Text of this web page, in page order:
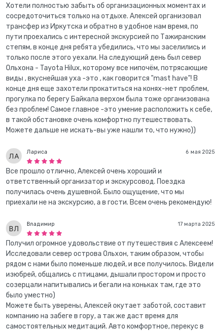
Хотели полностью забыть об организационных моментах и
сосредоточиться только на отдыхе. Алексей организовал
трансфер из Иркутска и обратно в удобное нам время, по
пути проехались с интересной экскурсией по Тажиранским
степям, в конце дня ребята убедились, что мы заселились и
только после этого уехали. На следующий день был север
Ольхона - Tayota Hilux, которому все нипочём, потрясающие
виды , вкуснейшая уха -это , как говорится "mast have"! В
конце дня еще захотели прокатиться на конях-нет проблем,
прогулка по берегу Байкала верхом была тоже организована
без проблем! Самое главное -это умение расположить к себе,
в такой обстановке очень комфортно путешествовать.
Можете дальше не искать-вы уже нашли то, что нужно))
6 мая 2025
Лариса
Все прошло отлично, Алексей очень хороший и
ответственный организатор и экскурсовод. Поездка
получилась очень душевной. Было ощущение, что мы
приехали не на экскурсию, а в гости. Всем очень рекомендую!
17 марта 2025
Владимир
Получил огромное удовольствие от путешествия с Алексеем!
Исследовали север острова Ольхон, таким образом, чтобы
рядом с нами было поменьше людей, и все получилось. Видели
изюбрей, общались с птицами, дышали простором и просто
созерцали напитывались и бегали на коньках там, где это
было уместно)
Можете быть уверены, Алексей окутает заботой, составит
компанию на забеге в гору, а так же даст время для
самостоятельных медитаций. Авто комфортное, перекус в